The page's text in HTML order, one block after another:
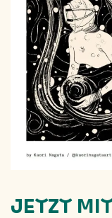
JETZT